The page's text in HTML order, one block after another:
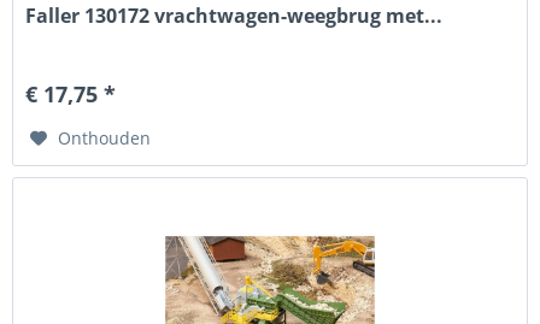
Faller 130172 vrachtwagen-weegbrug met...
€ 17,75 *
Onthouden